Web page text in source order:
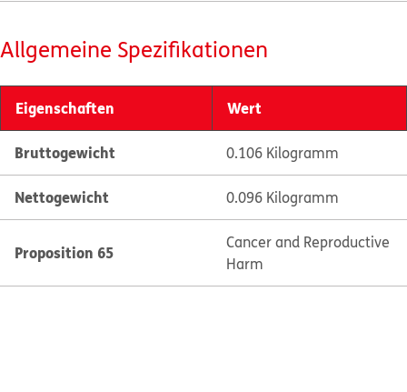
Allgemeine Spezifikationen
Eigenschaften Wert
Bruttogewicht 0.106 Kilogramm
Nettogewicht 0.096 Kilogramm
Proposition 65
Cancer and Reproductive
Harm